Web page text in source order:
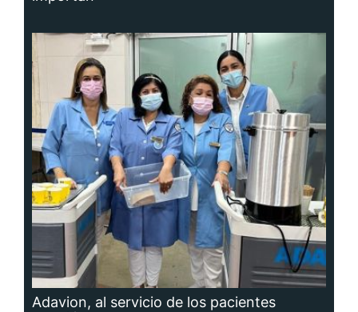
Adavion, al servicio de los pacientes
oncológicos